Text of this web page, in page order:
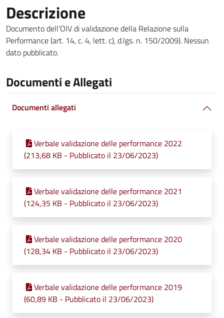
Descrizione
Documento dell'OIV di validazione della Relazione sulla
Performance (art. 14, c. 4, lett. c), d.lgs. n. 150/2009). Nessun
dato pubblicato.
Documenti e Allegati
Documenti allegati
Verbale validazione delle performance 2022
(213,68 KB - Pubblicato il 23/06/2023)
Verbale validazione delle performance 2021
(124,35 KB - Pubblicato il 23/06/2023)
Verbale validazione delle performance 2020
(128,34 KB - Pubblicato il 23/06/2023)
Verbale validazione delle performance 2019
(60,89 KB - Pubblicato il 23/06/2023)